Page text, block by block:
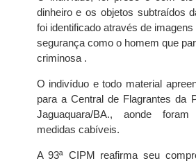
dinheiro e os objetos subtraídos
foi identificado através de
segurança como o homem que
criminosa .
O indivíduo e todo material
para a Central de Flagrantes da
Jaguaquara/BA., aonde
medidas cabíveis.
A 93ª CIPM reafirma seu